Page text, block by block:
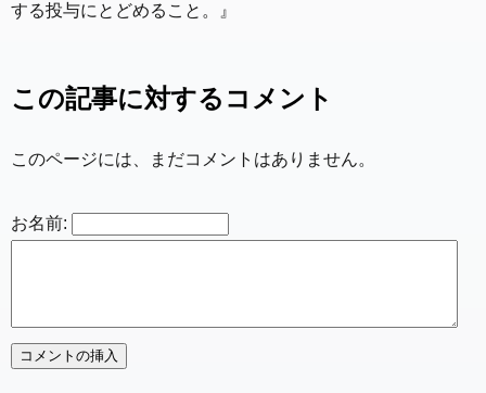
する投与にとどめること。』
この記事に対するコメント
このページには、まだコメントはありません。
お名前: